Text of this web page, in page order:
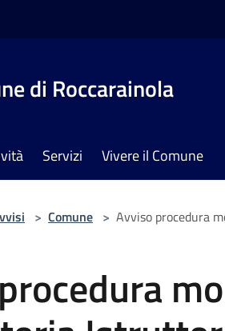
di Roccarainola
Servizi Vivere il Comune
> Comune > Avviso procedura